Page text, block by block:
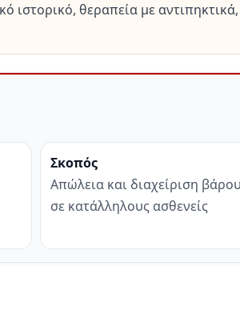
θεραπεία με
Σκοπός
Απώλεια και διαχείριση
σε κατάλληλους ασθενείς